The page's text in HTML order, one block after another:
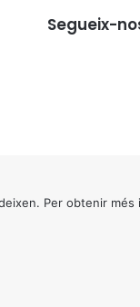
Segueix-
Per obtenir més